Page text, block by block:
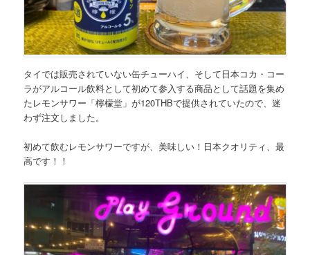
タイでは販売されていない缶チューハイ、そして日本コカ・コー
ラがアルコール飲料として初めて参入する商品として話題を集め
たレモンサワー「檸檬堂」が120THBで提供されていたので、迷
わず注文しました。
初めて飲むレモンサワーですが、美味しい！ 日本クオリティ、最
高です！！